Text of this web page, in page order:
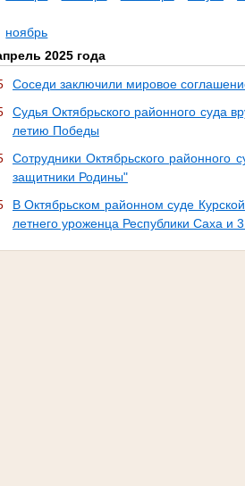
ноябрь
2025 года
Соседи заключили мировое
Судья Октябрьского районного суда
летию Победы
Сотрудники Октябрьского
защитники Родины"
В Октябрьском районном суде
летнего уроженца Республики Саха и